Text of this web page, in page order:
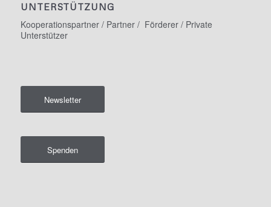
UNTERSTÜTZUNG
Kooperationspartner / Partner / Förderer / Private
Unterstützer
Newsletter
Spenden